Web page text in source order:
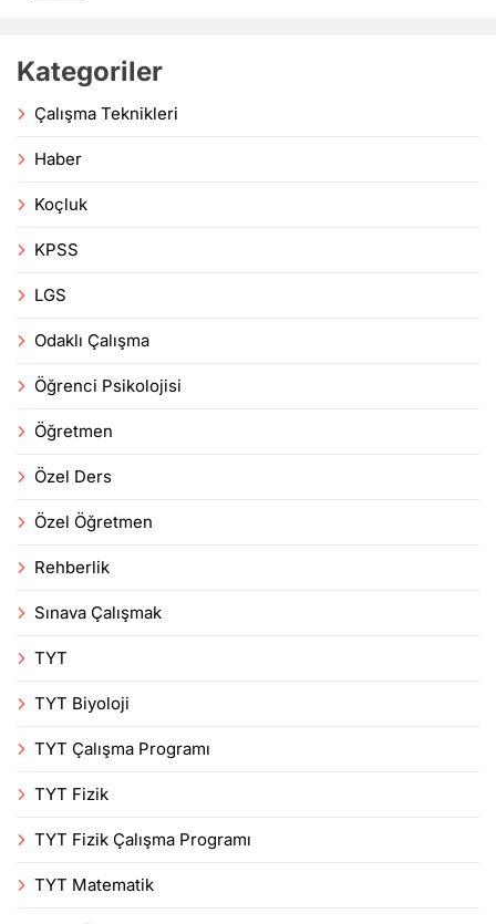
Kategoriler
Çalışma Teknikleri
Haber
Koçluk
KPSS
LGS
Odaklı Çalışma
Öğrenci Psikolojisi
Öğretmen
Özel Ders
Özel Öğretmen
Rehberlik
Sınava Çalışmak
TYT
TYT Biyoloji
TYT Çalışma Programı
TYT Fizik
TYT Fizik Çalışma Programı
TYT Matematik